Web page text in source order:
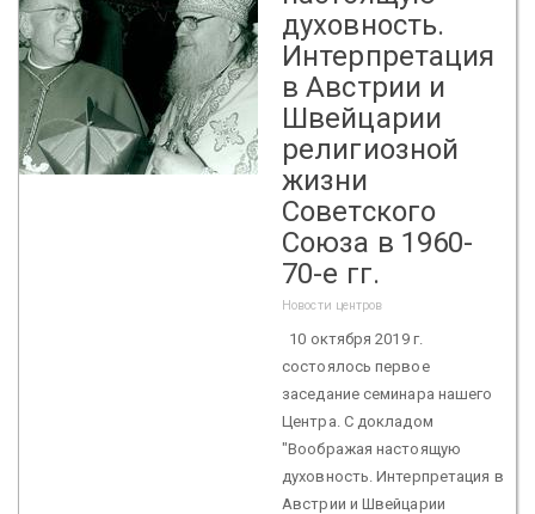
духовность.
Интерпретация
в Австрии и
Швейцарии
религиозной
жизни
Советского
Союза в 1960-
70-е гг.
Новости центров
10 октября 2019 г.
состоялось первое
заседание семинара нашего
Центра. С докладом
"Воображая настоящую
духовность. Интерпретация в
Австрии и Швейцарии